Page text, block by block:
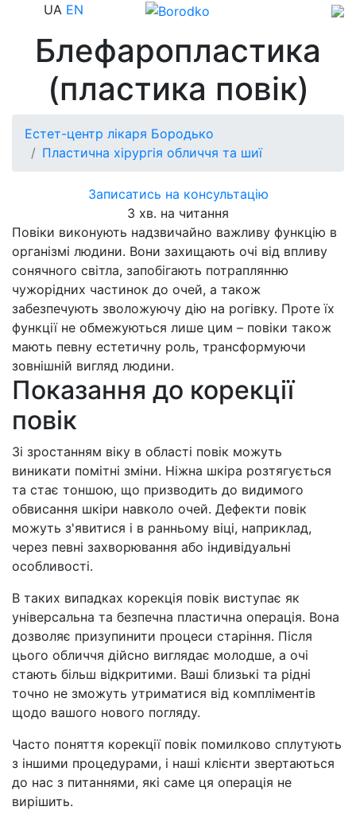
UA EN
Блефаропластика
(пластика повік)
Естет-центр лікаря Бородько
Пластична хірургія обличчя та шиї
Записатись на консультацію
3 хв. на читання
Повіки виконують надзвичайно важливу функцію в
організмі людини. Вони захищають очі від впливу
сонячного світла, запобігають потраплянню
чужорідних частинок до очей, а також
забезпечують зволожуючу дію на рогівку. Проте їх
функції не обмежуються лише цим – повіки також
мають певну естетичну роль, трансформуючи
зовнішній вигляд людини.
Показання до корекції
повік
Зі зростанням віку в області повік можуть
виникати помітні зміни. Ніжна шкіра розтягується
та стає тоншою, що призводить до видимого
обвисання шкіри навколо очей. Дефекти повік
можуть з'явитися і в ранньому віці, наприклад,
через певні захворювання або індивідуальні
особливості.
В таких випадках корекція повік виступає як
універсальна та безпечна пластична операція. Вона
дозволяє призупинити процеси старіння. Після
цього обличчя дійсно виглядає молодше, а очі
стають більш відкритими. Ваші близькі та рідні
точно не зможуть утриматися від компліментів
щодо вашого нового погляду.
Часто поняття корекції повік помилково сплутують
з іншими процедурами, і наші клієнти звертаються
до нас з питаннями, які саме ця операція не
вирішить.